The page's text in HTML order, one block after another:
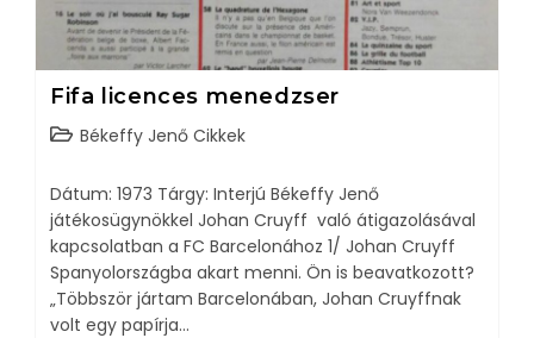
Fifa licences menedzser
Békeffy Jenő Cikkek
Dátum: 1973 Tárgy: Interjú Békeffy Jenő
játékosügynökkel Johan Cruyff való átigazolásával
kapcsolatban a FC Barcelonához 1/ Johan Cruyff
Spanyolországba akart menni. Ön is beavatkozott?
„Többször jártam Barcelonában, Johan Cruyffnak
volt egy papírja…